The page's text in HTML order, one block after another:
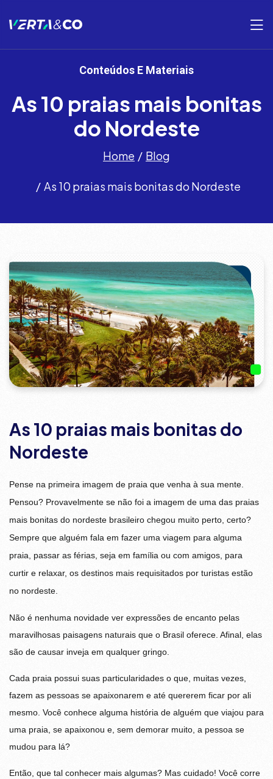
Conteúdos E Materiais
As 10 praias mais bonitas
do Nordeste
Home Blog
As 10 praias mais bonitas do Nordeste
As 10 praias mais bonitas do
Nordeste
Pense na primeira imagem de praia que venha à sua mente.
Pensou? Provavelmente se não foi a imagem de uma das praias
mais bonitas do nordeste brasileiro chegou muito perto, certo?
Sempre que alguém fala em fazer uma viagem para alguma
praia, passar as férias, seja em família ou com amigos, para
curtir e relaxar, os destinos mais requisitados por turistas estão
no nordeste.
Não é nenhuma novidade ver expressões de encanto pelas
maravilhosas paisagens naturais que o Brasil oferece. Afinal, elas
são de causar inveja em qualquer gringo.
Cada praia possui suas particularidades o que, muitas vezes,
fazem as pessoas se apaixonarem e até quererem ficar por ali
mesmo. Você conhece alguma história de alguém que viajou para
uma praia, se apaixonou e, sem demorar muito, a pessoa se
mudou para lá?
Então, que tal conhecer mais algumas? Mas cuidado! Você corre